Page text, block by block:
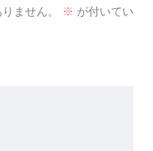
ません。 ※ が付いてい